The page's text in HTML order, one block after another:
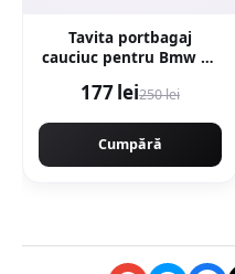
Tavita portbagaj
cauciuc pentru Bmw X1
177 lei250 lei
Cumpără